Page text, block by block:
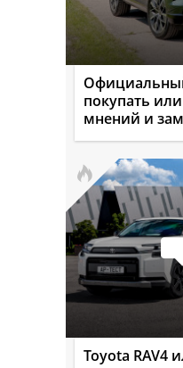
покупать
мнений и
Toyota RAV4